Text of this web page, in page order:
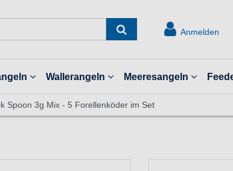
Anmelden
Wallerangeln Meeresangeln
Spoon 3g Mix - 5 Forellenköder im Set